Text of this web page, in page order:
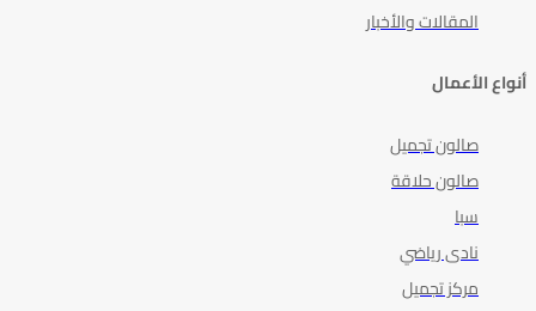
المقالات والأخبار
أنواع الأعمال
صالون تجميل
صالون حلاقة
سبا
نادى رياضي
مركز تجميل